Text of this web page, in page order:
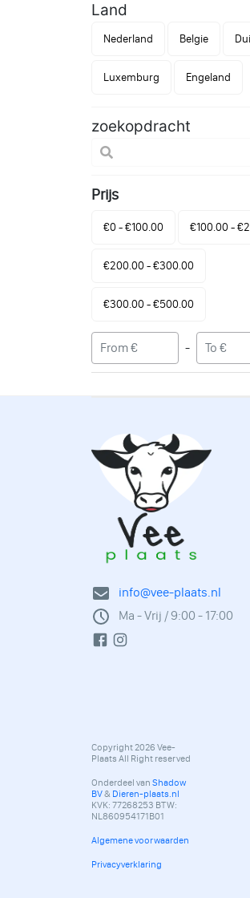
Land
Nederland Belgie
Luxemburg Engeland
zoekopdracht
Prijs
€0 - €100.00 €100.00 -
€200.00 - €300.00
€300.00 - €500.00
-
info@vee-plaats.nl
Ma - Vrij / 9:00 - 17:00
Copyright 2026 Vee-
Plaats All Right reserved
Onderdeel van Shadow
BV& Dieren-plaats.nl
KVK: 77268253 BTW:
NL860954171B01
Algemene voorwaarden
Privacyverklaring